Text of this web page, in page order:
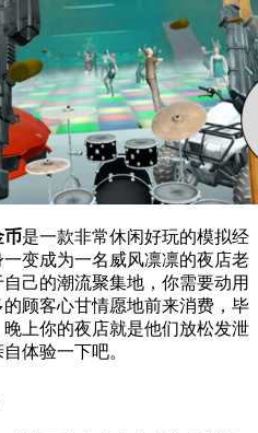
币是一款非常休闲好玩的模拟经
变成为一名威风凛凛的夜店老
己的潮流聚集地，你需要动用
顾客心甘情愿地前来消费，毕
上你的夜店就是他们放松发泄
体验一下吧。